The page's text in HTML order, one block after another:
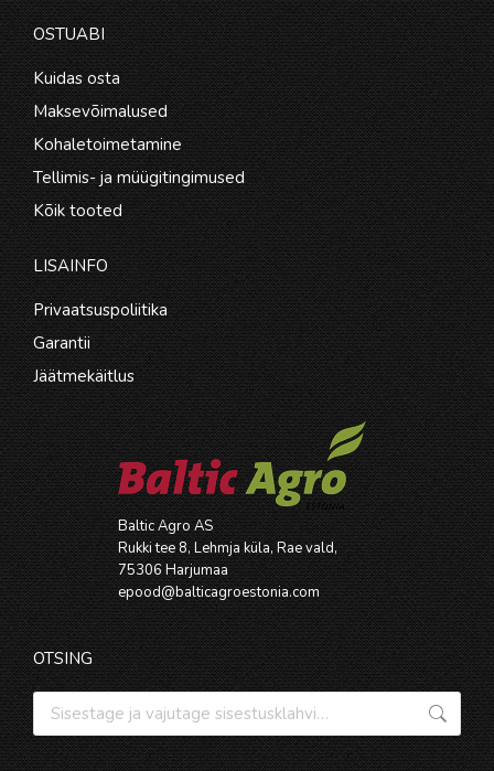
OSTUABI
Kuidas osta
Maksevõimalused
Kohaletoimetamine
Tellimis- ja müügitingimused
Kõik tooted
LISAINFO
Privaatsuspoliitika
Garantii
Jäätmekäitlus
Baltic Agro AS
Rukki tee 8, Lehmja küla, Rae vald,
75306 Harjumaa
epood@balticagroestonia.com
OTSING
Otsi: